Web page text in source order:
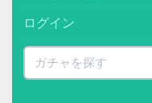
ログイン